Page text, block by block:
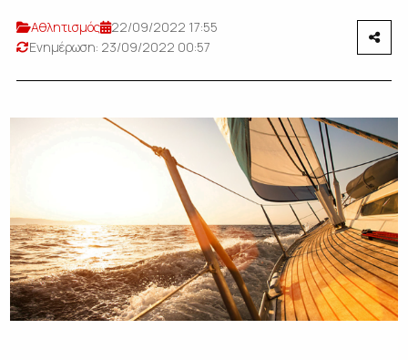
Αθλητισμός
22/09/2022 17:55
Ενημέρωση: 23/09/2022 00:57